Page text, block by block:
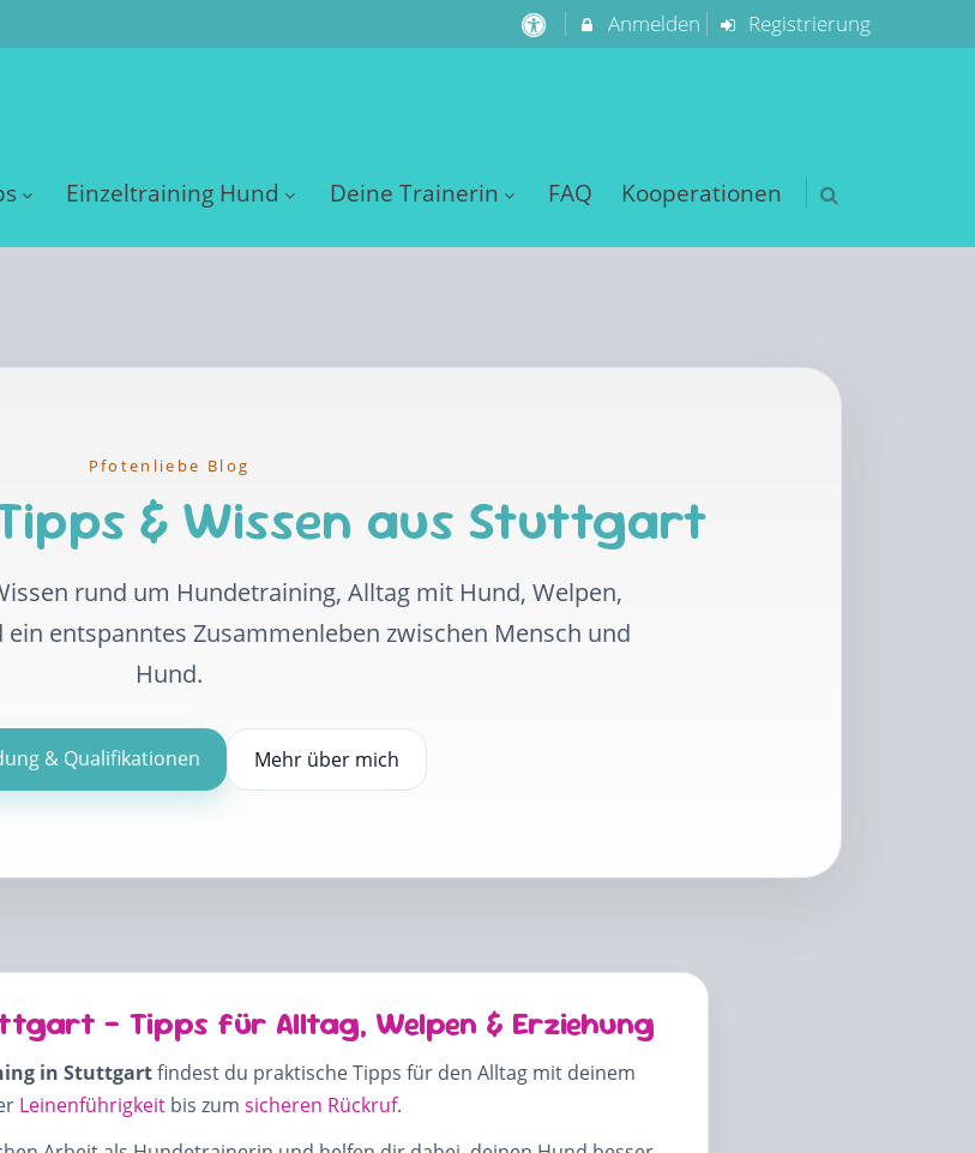
Anmelden Registrierung
Einzeltraining Hund Deine Trainerin FAQ Kooperationen
Pfotenliebe Blog
& Wissen aus Stuttgart
rund um Hundetraining, Alltag mit Hund, Welpen,
entspanntes Zusammenleben zwischen Mensch und
Hund.
& Qualifikationen Mehr über mich
– Tipps für Alltag, Welpen & Erziehung
in Stuttgartfindest du praktische Tipps für den Alltag mit deinem
Leinenführigkeit bis zum sicheren Rückruf.